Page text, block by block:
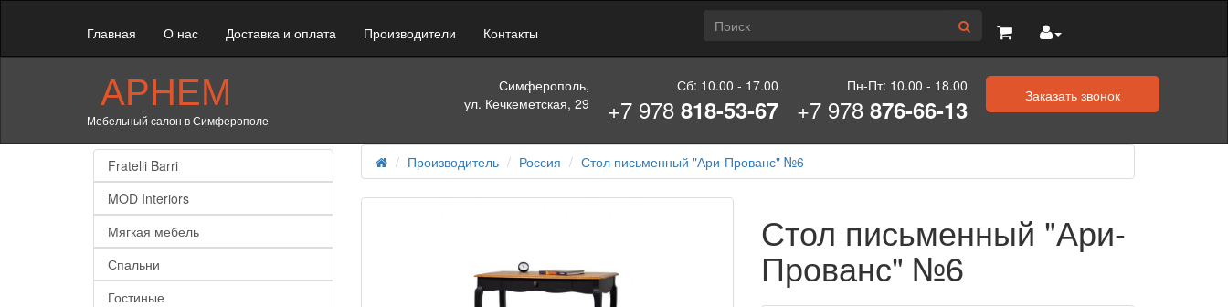
Главная О нас Доставка и оплата Производители Контакты
АРНЕМ
Мебельный салон в Симферополе
Симферополь,
ул. Кечкеметская, 29
Сб: 10.00 - 17.00
+7 978818-53-67
Пн-Пт: 10.00 - 18.00
+7 978876-66-13 Заказать звонок
Fratelli Barri
MOD Interiors
Мягкая мебель
Спальни
Гостиные
Производитель Россия Стол письменный "Ари-Прованс" №6
Стол письменный "Ари-
Прованс" №6